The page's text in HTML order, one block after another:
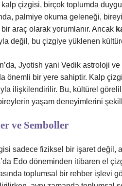
çizgisi, birçok toplumda
palmiye okuma geleneği,
araç olarak yorumlanır. Ancak
değil, bu çizgiye yüklenen
Jyotish yani Vedik astroloji
önemli bir yere sahiptir. Kalp
ilişkilendirilir. Bu, kültürel
yaşam deneyimlerini
ve Semboller
sadece fiziksel bir işaret değil,
Edo döneminden itibaren el
toplumsal bir rehber işlevi